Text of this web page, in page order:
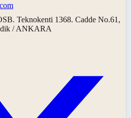
Teknokenti 1368. Cadde No.61,
/ ANKARA